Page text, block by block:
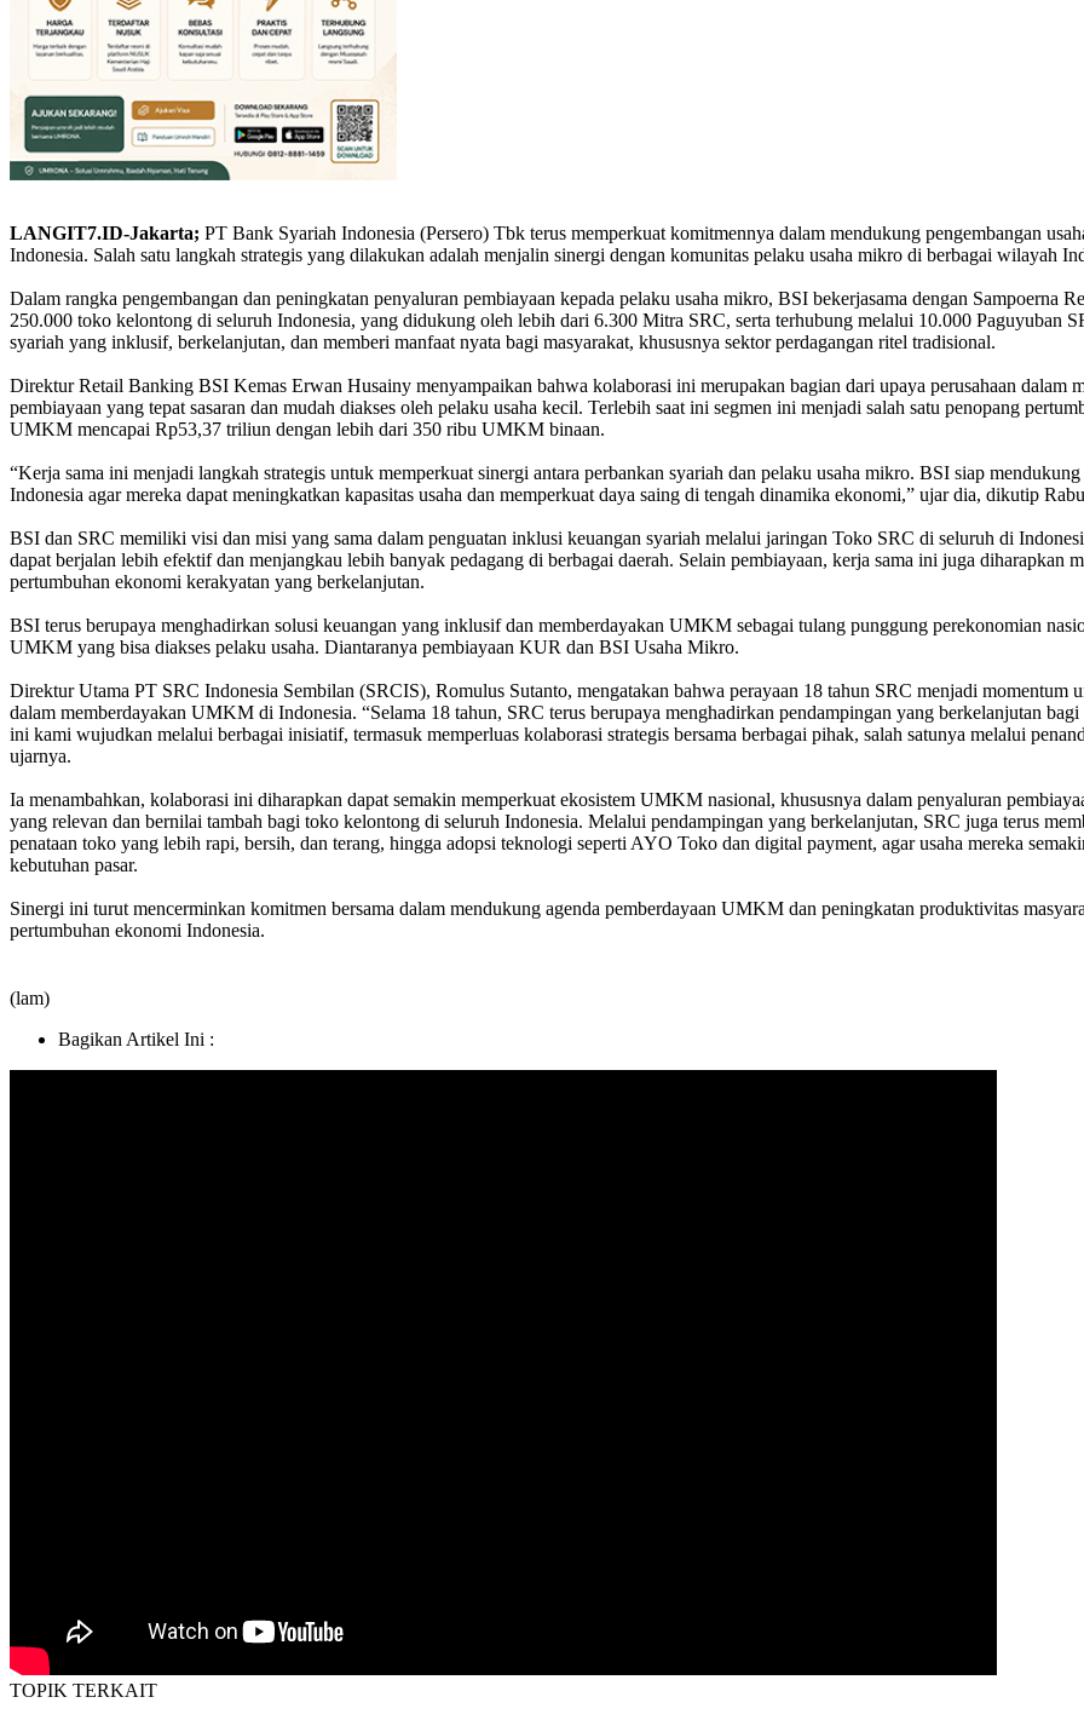
LANGIT7.ID-Jakarta; PT Bank Syariah Indonesia (Persero) Tbk terus memperkuat komitmennya dalam mendukung pengembangan
Indonesia. Salah satu langkah strategis yang dilakukan adalah menjalin sinergi dengan komunitas pelaku usaha mikro di berbagai wilayah
Dalam rangka pengembangan dan peningkatan penyaluran pembiayaan kepada pelaku usaha mikro, BSI bekerjasama dengan
250.000 toko kelontong di seluruh Indonesia, yang didukung oleh lebih dari 6.300 Mitra SRC, serta terhubung melalui 10.000 Paguyuban
syariah yang inklusif, berkelanjutan, dan memberi manfaat nyata bagi masyarakat, khususnya sektor perdagangan ritel tradisional.
Direktur Retail Banking BSI Kemas Erwan Husainy menyampaikan bahwa kolaborasi ini merupakan bagian dari upaya perusahaan
pembiayaan yang tepat sasaran dan mudah diakses oleh pelaku usaha kecil. Terlebih saat ini segmen ini menjadi salah satu penopang
UMKM mencapai Rp53,37 triliun dengan lebih dari 350 ribu UMKM binaan.
“Kerja sama ini menjadi langkah strategis untuk memperkuat sinergi antara perbankan syariah dan pelaku usaha mikro. BSI siap
Indonesia agar mereka dapat meningkatkan kapasitas usaha dan memperkuat daya saing di tengah dinamika ekonomi,” ujar dia, dikutip
BSI dan SRC memiliki visi dan misi yang sama dalam penguatan inklusi keuangan syariah melalui jaringan Toko SRC di seluruh di
dapat berjalan lebih efektif dan menjangkau lebih banyak pedagang di berbagai daerah. Selain pembiayaan, kerja sama ini juga diharapkan
pertumbuhan ekonomi kerakyatan yang berkelanjutan.
BSI terus berupaya menghadirkan solusi keuangan yang inklusif dan memberdayakan UMKM sebagai tulang punggung perekonomian
UMKM yang bisa diakses pelaku usaha. Diantaranya pembiayaan KUR dan BSI Usaha Mikro.
Direktur Utama PT SRC Indonesia Sembilan (SRCIS), Romulus Sutanto, mengatakan bahwa perayaan 18 tahun SRC menjadi momentum
dalam memberdayakan UMKM di Indonesia. “Selama 18 tahun, SRC terus berupaya menghadirkan pendampingan yang berkelanjutan
ini kami wujudkan melalui berbagai inisiatif, termasuk memperluas kolaborasi strategis bersama berbagai pihak, salah satunya melalui
ujarnya.
Ia menambahkan, kolaborasi ini diharapkan dapat semakin memperkuat ekosistem UMKM nasional, khususnya dalam penyaluran
yang relevan dan bernilai tambah bagi toko kelontong di seluruh Indonesia. Melalui pendampingan yang berkelanjutan, SRC juga terus
penataan toko yang lebih rapi, bersih, dan terang, hingga adopsi teknologi seperti AYO Toko dan digital payment, agar usaha mereka
kebutuhan pasar.
Sinergi ini turut mencerminkan komitmen bersama dalam mendukung agenda pemberdayaan UMKM dan peningkatan produktivitas
pertumbuhan ekonomi Indonesia.
(lam)
Bagikan Artikel Ini :
TOPIK TERKAIT